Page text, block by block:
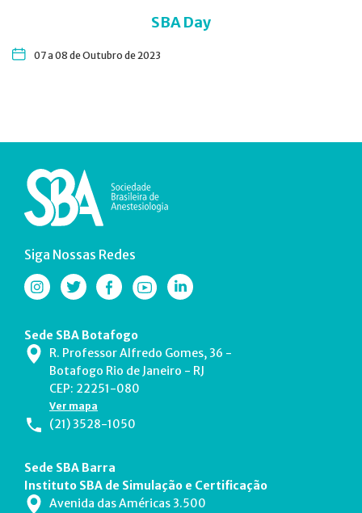
SBA Day
07 a 08 de Outubro de 2023
Siga Nossas Redes
Sede SBA Botafogo
R. Professor Alfredo Gomes, 36 -
Botafogo Rio de Janeiro - RJ
CEP: 22251-080
Ver mapa
(21) 3528-1050
Sede SBA Barra
Instituto SBA de Simulação e Certificação
Avenida das Américas 3.500